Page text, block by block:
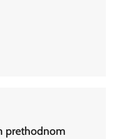
prethodnom